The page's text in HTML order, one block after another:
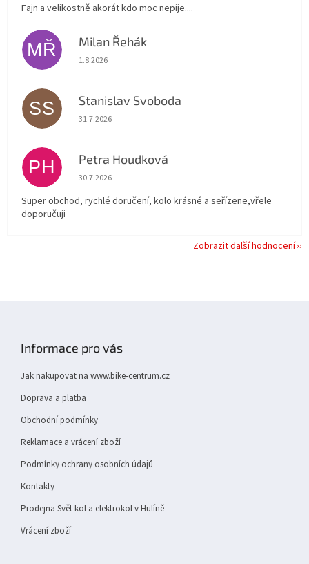
Fajn a velikostně akorát kdo moc nepije....
MŘ Milan Řehák
Hodnocení obchodu je 5 z 5 hvězdiček.
1.8.2026
SS Stanislav Svoboda
Hodnocení obchodu je 5 z 5 hvězdiček.
31.7.2026
PH Petra Houdková
Hodnocení obchodu je 5 z 5 hvězdiček.
30.7.2026
Super obchod, rychlé doručení, kolo krásné a seřízene,vřele
doporučuji
Zobrazit další hodnocení
Informace pro vás
Jak nakupovat na www.bike-centrum.cz
Doprava a platba
Obchodní podmínky
Reklamace a vrácení zboží
Podmínky ochrany osobních údajů
Kontakty
Prodejna Svět kol a elektrokol v Hulíně
Vrácení zboží